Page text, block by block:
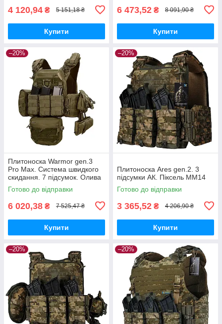
4 120,94 ₴ 5 151,18 ₴
Купити
6 473,52 ₴ 8 091,90 ₴
Купити
–20%
Плитоноска Warmor gen.3
Pro Max. Система швидкого
скидання. 7 підсумок. Олива
Готово до відправки
6 020,38 ₴ 7 525,47 ₴
Купити
–20%
Плитоноска Ares gen.2. 3
підсумки АК. Піксель ММ14
Готово до відправки
3 365,52 ₴ 4 206,90 ₴
Купити
–20% –20%